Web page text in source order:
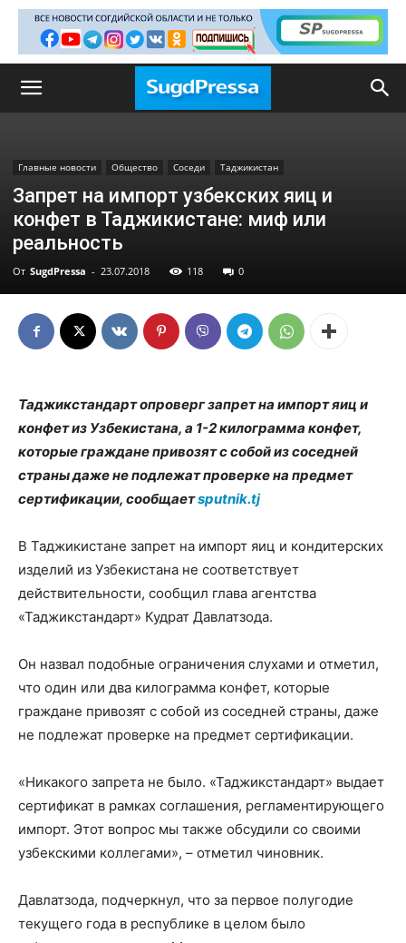
Главные новости Общество Соседи Таджикистан
Запрет на импорт узбекских яиц и
конфет в Таджикистане: миф или
реальность
От SugdPressa - 23.07.2018 118 0
Таджикстандарт опроверг запрет на импорт яиц и
конфет из Узбекистана, а 1-2 килограмма конфет,
которые граждане привозят с собой из соседней
страны даже не подлежат проверке на предмет
сертификации, сообщаетsputnik.tj
В Таджикистане запрет на импорт яиц и кондитерских
изделий из Узбекистана не соответствует
действительности, сообщил глава агентства
«Таджикстандарт» Кудрат Давлатзода.
Он назвал подобные ограничения слухами и отметил,
что один или два килограмма конфет, которые
граждане привозят с собой из соседней страны, даже
не подлежат проверке на предмет сертификации.
«Никакого запрета не было. «Таджикстандарт» выдает
сертификат в рамках соглашения, регламентирующего
импорт. Этот вопрос мы также обсудили со своими
узбекскими коллегами», – отметил чиновник.
Давлатзода, подчеркнул, что за первое полугодие
текущего года в республике в целом было